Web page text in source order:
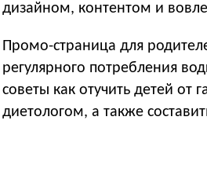
дизайном, контентом и
Промо-страница для
регулярного потребления
советы как отучить детей от
диетологом, а также